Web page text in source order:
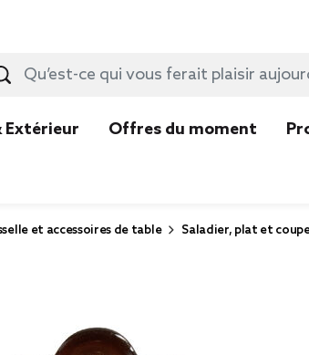
Extérieur Offres du moment
et accessoires de table Saladier, plat et